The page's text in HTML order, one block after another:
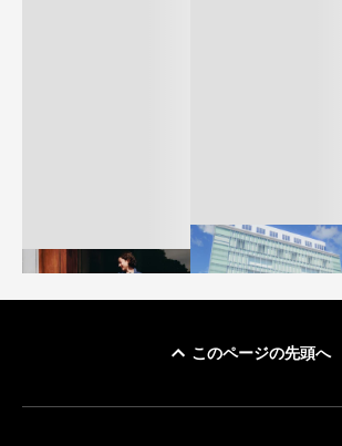
このページの先頭へ